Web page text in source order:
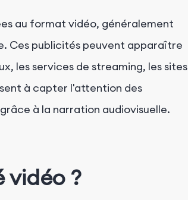
au format vidéo, généralement
Ces publicités peuvent apparaître
les services de streaming, les sites
à capter l'attention des
à la narration audiovisuelle.
vidéo ?